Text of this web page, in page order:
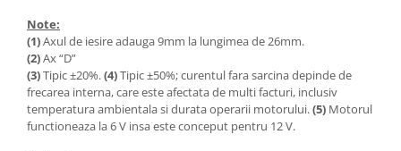
Note:
(1)Axul de iesire adauga 9mm la lungimea de 26mm.
(2)Ax “D”
(3)Tipic ±20%.(4)Tipic ±50%; curentul fara sarcina depinde de
frecarea interna, care este afectata de multi facturi, inclusiv
temperatura ambientala si durata operarii motorului.(5) Motorul
functioneaza la 6 V insa este conceput pentru 12 V.